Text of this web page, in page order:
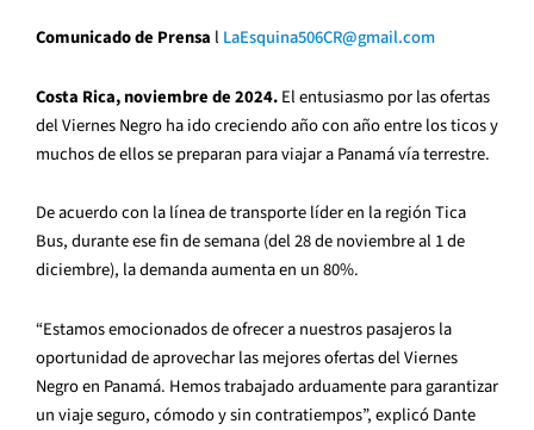
Comunicado de Prensa l LaEsquina506CR@gmail.com
Costa Rica, noviembre de 2024.El entusiasmo por las ofertas
del Viernes Negro ha ido creciendo año con año entre los ticos y
muchos de ellos se preparan para viajar a Panamá vía terrestre.
De acuerdo con la línea de transporte líder en la región Tica
Bus, durante ese fin de semana (del 28 de noviembre al 1 de
diciembre), la demanda aumenta en un 80%.
“Estamos emocionados de ofrecer a nuestros pasajeros la
oportunidad de aprovechar las mejores ofertas del Viernes
Negro en Panamá. Hemos trabajado arduamente para garantizar
un viaje seguro, cómodo y sin contratiempos”, explicó Dante